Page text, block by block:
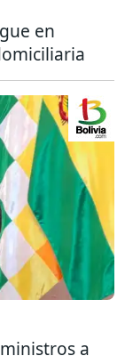
en
a